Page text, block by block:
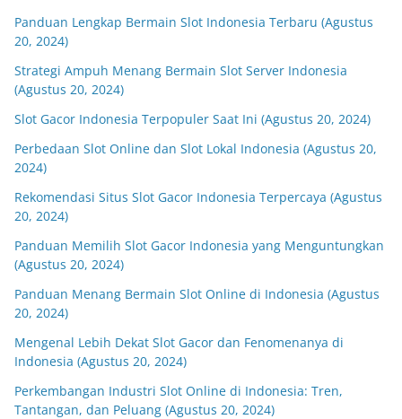
Panduan Lengkap Bermain Slot Indonesia Terbaru (Agustus
20, 2024)
Strategi Ampuh Menang Bermain Slot Server Indonesia
(Agustus 20, 2024)
Slot Gacor Indonesia Terpopuler Saat Ini (Agustus 20, 2024)
Perbedaan Slot Online dan Slot Lokal Indonesia (Agustus 20,
2024)
Rekomendasi Situs Slot Gacor Indonesia Terpercaya (Agustus
20, 2024)
Panduan Memilih Slot Gacor Indonesia yang Menguntungkan
(Agustus 20, 2024)
Panduan Menang Bermain Slot Online di Indonesia (Agustus
20, 2024)
Mengenal Lebih Dekat Slot Gacor dan Fenomenanya di
Indonesia (Agustus 20, 2024)
Perkembangan Industri Slot Online di Indonesia: Tren,
Tantangan, dan Peluang (Agustus 20, 2024)